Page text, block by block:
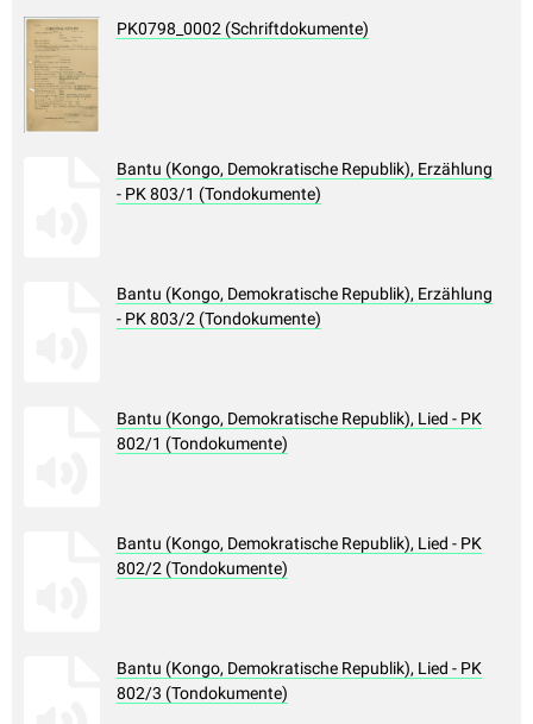
PK0798_0002 (Schriftdokumente)
Bantu (Kongo, Demokratische Republik), Erzählung
- PK 803/1 (Tondokumente)
Bantu (Kongo, Demokratische Republik), Erzählung
- PK 803/2 (Tondokumente)
Bantu (Kongo, Demokratische Republik), Lied - PK
802/1 (Tondokumente)
Bantu (Kongo, Demokratische Republik), Lied - PK
802/2 (Tondokumente)
Bantu (Kongo, Demokratische Republik), Lied - PK
802/3 (Tondokumente)